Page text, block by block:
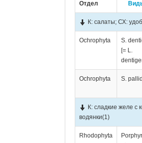
Отдел
К: салаты; СХ:
Ochrophyta
S.
[= L.
Ochrophyta S.
К: сладкие желе с
водянки(1)
Rhodophyta